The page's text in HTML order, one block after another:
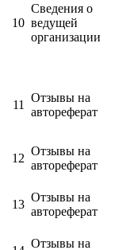
10
Сведения о
ведущей
организации
11
Отзывы на
автореферат
12
Отзывы на
автореферат
13
Отзывы на
автореферат
Отзывы на